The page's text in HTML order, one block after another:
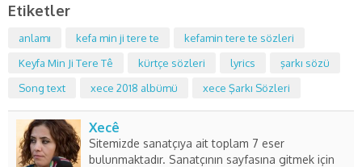
Etiketler
anlamı kefa min ji tere te
kefamin tere te sözleri
Keyfa Min Ji Tere Tê
kürtçe sözleri lyrics
şarkı sözü
Song text
xece 2018 albümü xece Şarkı Sözleri
Xecê
Sitemizde sanatçıya ait toplam 7 eser
bulunmaktadır. Sanatçının sayfasına gitmek için